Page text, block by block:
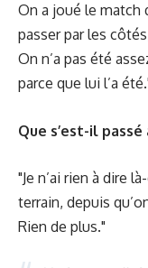
On a joué le match
passer par les
On n’a pas été
parce que lui l’a
Que s’est-il passé
"Je n’ai rien à dire
terrain, depuis
Rien de plus."